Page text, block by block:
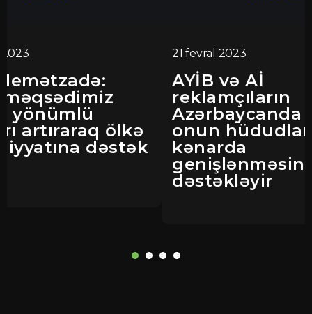
məqsədimiz
yönümlü
artıraraq ölkə
dəstək
21 fevral 2023
AYİB və Aİ
reklamçıların
Azərbaycanda
onun
kənarda
genişlənməsini
dəstəkləyir